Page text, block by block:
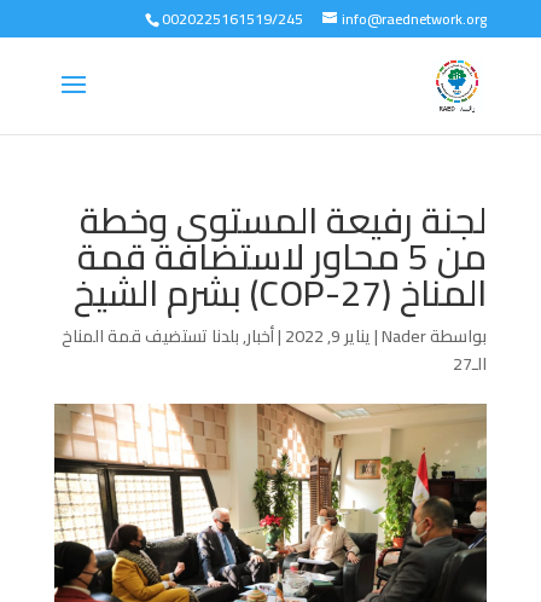
0020225161519/245 info@raednetwork.org
لجنة رفيعة المستوى وخطة
من 5 محاور لاستضافة قمة
المناخ (COP-27) بشرم الشيخ
بواسطةNader
|يناير 9, 2022 |أخبار,بلدنا تستضيف قمة المناخ
الـ27